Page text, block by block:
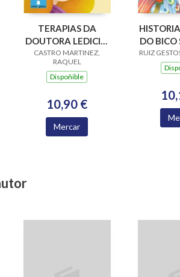
TERAPIAS DA
DOUTORA LEDICIA,
AS
CASTRO MARTINEZ,
RAQUEL
Dispoñible
10,90 €
Mercar
DO BICO
RUIZ